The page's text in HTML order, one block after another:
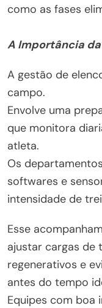
como as fases
A Importância
A gestão de
campo.
Envolve uma
que monitora
atleta.
Os
softwares e
intensidade de
Esse
ajustar cargas de
regenerativos e
antes do tempo
Equipes com boa